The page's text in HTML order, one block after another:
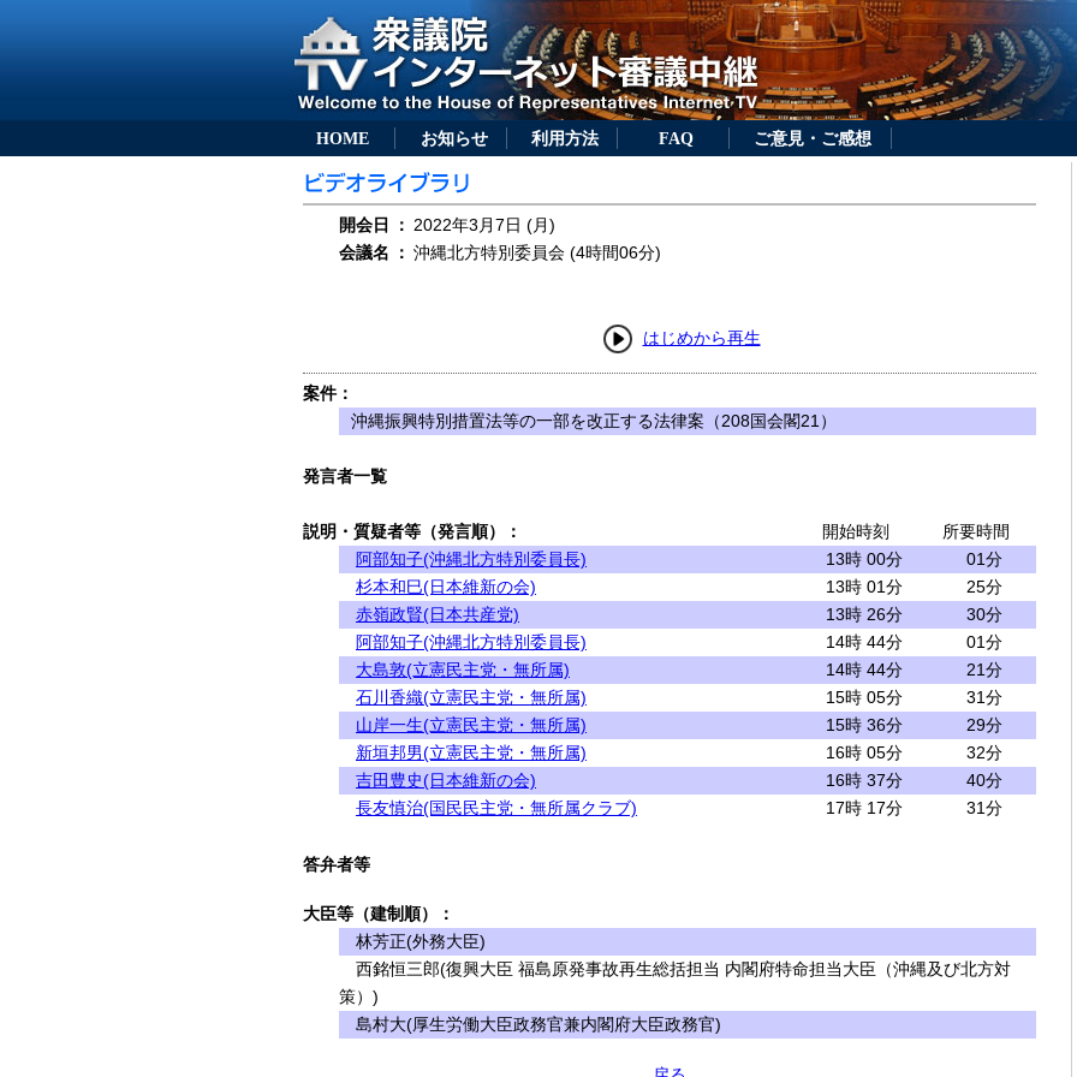
HOME お知らせ 利用方法 FAQ ご意見・ご感想
開会日 ： 2022年3月7日 (月)
会議名
： 沖縄北方特別委員会 (4時間06分)
はじめから再生
案件：
沖縄振興特別措置法等の一部を改正する法律案（208国会閣21）
発言者一覧
説明・質疑者等（発言順）： 開始時刻
所要時間
阿部知子(沖縄北方特別委員長)
13時 00分
01分
杉本和巳(日本維新の会)
13時 01分
25分
赤嶺政賢(日本共産党)
13時 26分
30分
阿部知子(沖縄北方特別委員長)
14時 44分
01分
大島敦(立憲民主党・無所属)
14時 44分
21分
石川香織(立憲民主党・無所属)
15時 05分
31分
山岸一生(立憲民主党・無所属)
15時 36分
29分
新垣邦男(立憲民主党・無所属)
16時 05分
32分
吉田豊史(日本維新の会)
16時 37分
40分
長友慎治(国民民主党・無所属クラブ)
17時 17分 31分
答弁者等
大臣等（建制順）：
林芳正(外務大臣)
西銘恒三郎(復興大臣 福島原発事故再生総括担当 内閣府特命担当大臣（沖縄及び北方対
策）)
島村大(厚生労働大臣政務官兼内閣府大臣政務官)